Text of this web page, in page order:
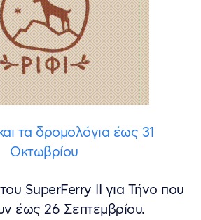
τα δρομολόγια έως 31
Οκτωβρίου
SuperFerry II για Τήνο που
έως 26 Σεπτεμβρίου.